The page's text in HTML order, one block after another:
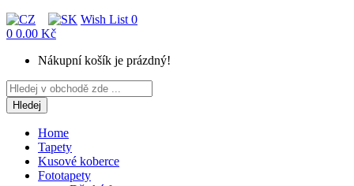
Wish List 0
0 0.00 Kč
Nákupní košík je prázdný!
Hledej
Home
Tapety
Kusové koberce
Fototapety